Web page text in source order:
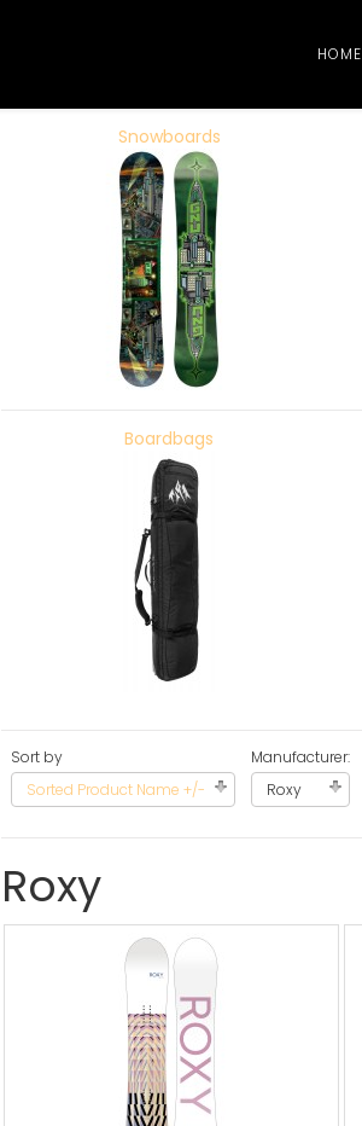
HOME
Snowboards
Boardbags
Sort by
Sorted Product Name +/-
Manufacturer:
Roxy
Roxy